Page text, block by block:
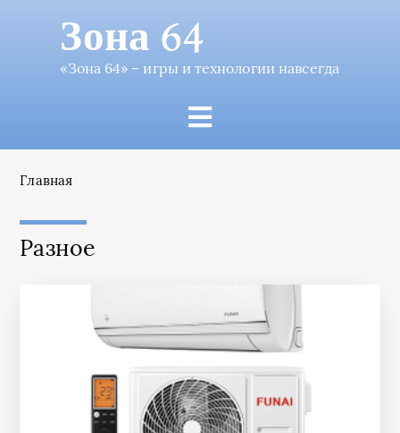
Зона 64
«Зона 64» – игры и технологии навсегда
Главная
Разное